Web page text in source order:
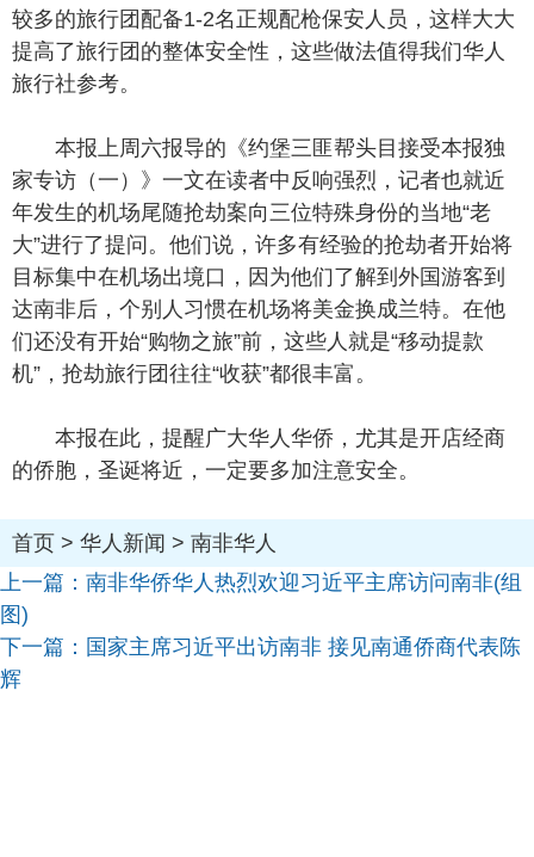
较多的旅行团配备1-2名正规配枪保安人员，这样大大
提高了旅行团的整体安全性，这些做法值得我们华人
旅行社参考。
本报上周六报导的《约堡三匪帮头目接受本报独
家专访（一）》一文在读者中反响强烈，记者也就近
年发生的机场尾随抢劫案向三位特殊身份的当地“老
大”进行了提问。他们说，许多有经验的抢劫者开始将
目标集中在机场出境口，因为他们了解到外国游客到
达南非后，个别人习惯在机场将美金换成兰特。在他
们还没有开始“购物之旅”前，这些人就是“移动提款
机”，抢劫旅行团往往“收获”都很丰富。
本报在此，提醒广大华人华侨，尤其是开店经商
的侨胞，圣诞将近，一定要多加注意安全。
首页 > 华人新闻 > 南非华人
上一篇： 南非华侨华人热烈欢迎习近平主席访问南非(组
图)
下一篇： 国家主席习近平出访南非 接见南通侨商代表陈
辉